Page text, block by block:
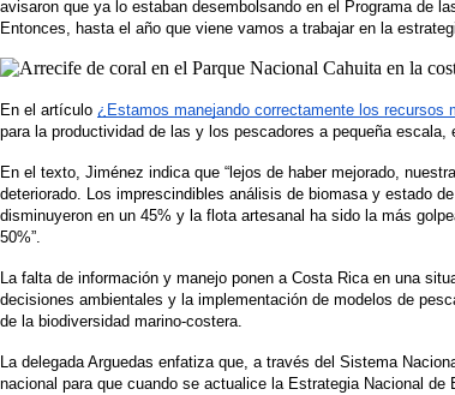
avisaron que ya lo estaban desembolsando en el Programa de
Entonces, hasta el año que viene vamos a trabajar en la
En el artículo ¿Estamos manejando correctamente los recursos
para la productividad de las y los pescadores a pequeña
En el texto, Jiménez indica que “lejos de haber mejorado,
deteriorado. Los imprescindibles análisis de biomasa y estado
disminuyeron en un 45% y la flota artesanal ha sido la más
50%”.
La falta de información y manejo ponen a Costa Rica en una
decisiones ambientales y la implementación de modelos de
de la biodiversidad marino-costera.
La delegada Arguedas enfatiza que, a través del Sistema
nacional para que cuando se actualice la Estrategia Nacional